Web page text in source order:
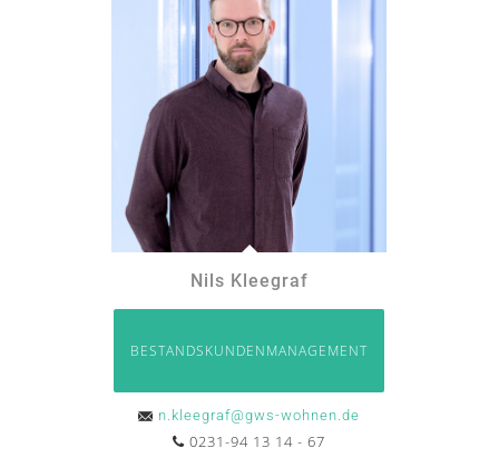
Nils Kleegraf
BESTANDSKUNDENMANAGEMENT
n.kleegraf@gws-wohnen.de
0231-94 13 14 - 67